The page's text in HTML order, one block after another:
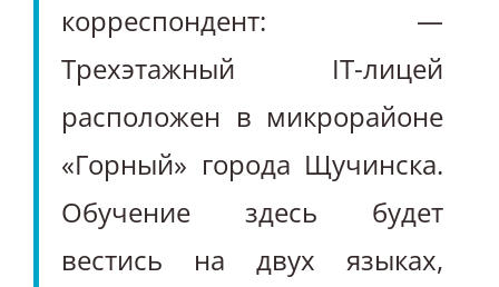
корреспондент: —
Трехэтажный IT-лицей
расположен в микрорайоне
«Горный» города Щучинска.
Обучение здесь будет
вестись на двух языках,